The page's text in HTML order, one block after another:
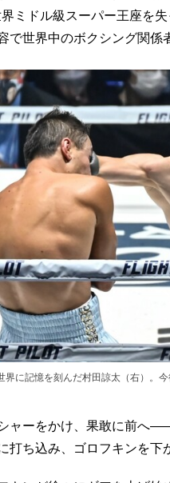
ミドル級スーパー王座を
で世界中のボクシング関係
界に記憶を刻んだ村田諒太（右）。
ャーをかけ、果敢に前へ
打ち込み、ゴロフキンを下